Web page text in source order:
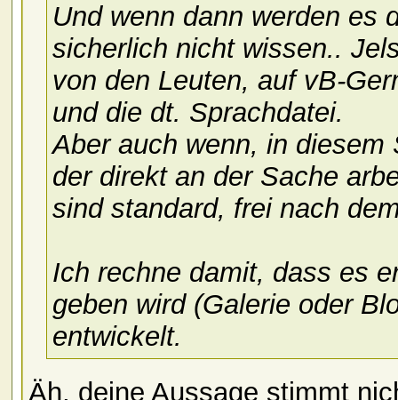
Und wenn dann werden es
sicherlich nicht wissen..
von den Leuten, auf vB-
und die dt. Sprachdatei.
Aber auch wenn, in
der direkt an der Sache
sind standard, frei nach
Ich rechne damit, dass es
geben wird (Galerie oder
entwickelt.
Äh, deine Aussage stimmt